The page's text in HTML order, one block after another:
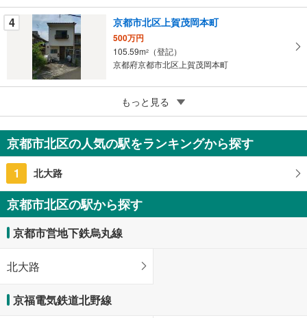
る
4 京都市北区上賀茂岡本町
500万円
105.59m2
（登記）
京都府京都市北区上賀茂岡本町
成約でもらえる
京都市北区上賀茂池端町
1億800万円
211m2（登記）
もっと見る
京都市北区の人気の駅をランキングから探す
1 北大路
京都市北区の駅から探す
京都市営地下鉄烏丸線
北大路
京福電気鉄道北野線